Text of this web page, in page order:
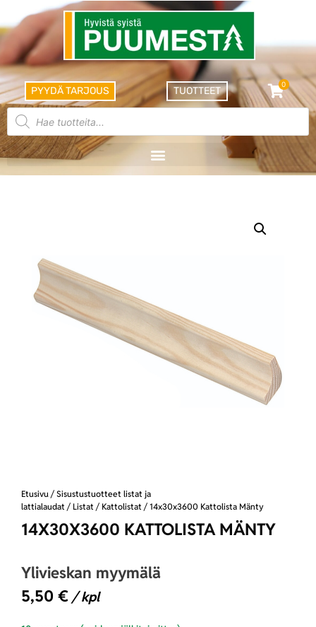
PYYDÄ TARJOUS TUOTTEET
0
Etusivu / Sisustustuotteet listat ja
lattialaudat / Listat / Kattolistat / 14x30x3600 Kattolista Mänty
14X30X3600 KATTOLISTA MÄNTY
Ylivieskan myymälä
5,50 € / kpl